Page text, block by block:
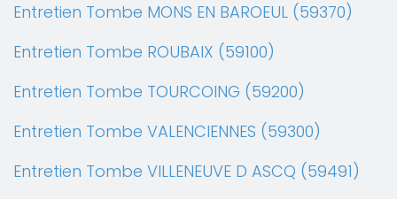
Entretien Tombe MONS EN BAROEUL (59370)
Entretien Tombe ROUBAIX (59100)
Entretien Tombe TOURCOING (59200)
Entretien Tombe VALENCIENNES (59300)
Entretien Tombe VILLENEUVE D ASCQ (59491)